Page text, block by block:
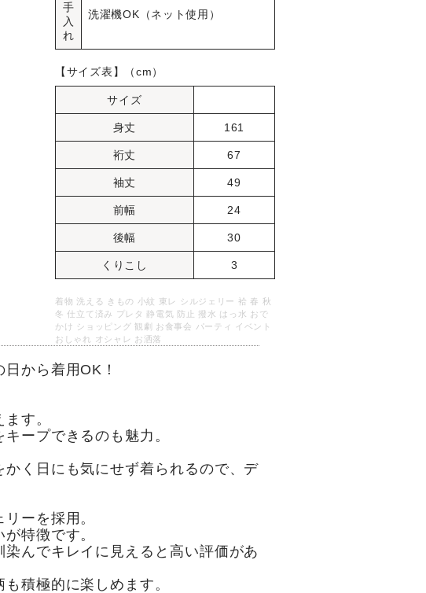
手
入
れ
洗濯機OK（ネット使用）
【サイズ表】（cm）
サイズ
身丈 161
裄丈 67
袖丈 49
前幅 24
後幅 30
くりこし 3
着物 洗える きもの 小紋 東レ シルジェリー 袷 春 秋
冬 仕立て済み プレタ 静電気 防止 撥水 はっ水 おで
かけ ショッピング 観劇 お食事会 パーティ イベント
おしゃれ オシャレ お洒落
から着用OK！
す。
ープできるのも魅力。
く日にも気にせず着られるので、デ
ーを採用。
特徴です。
んでキレイに見えると高い評価があ
積極的に楽しめます。